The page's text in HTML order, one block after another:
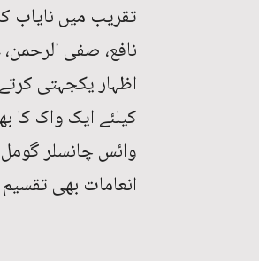
تقریب میں نایاب
نافع، صفی
اظہار یکجہتی
کیلئے ایک واک کا
وائس چانسلر
انعامات بھی